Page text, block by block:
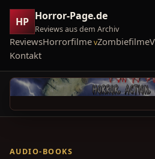
HP Horror-Page.de
Reviews aus dem Archiv
ReviewsHorrorfilme Zombiefilme
Kontakt
AUDIO-BOOKS